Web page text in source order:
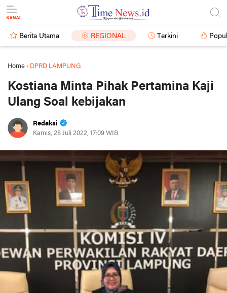
Berita Utama REGIONAL Terkini
Home › DPRD LAMPUNG
Kostiana Minta Pihak Pertamina Kaji
Ulang Soal kebijakan
Redaksi
Kamis, 28 Juli 2022, 17:09 WIB